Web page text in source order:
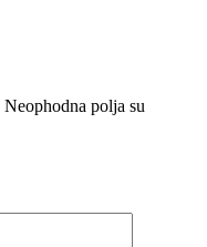
Neophodna polja su